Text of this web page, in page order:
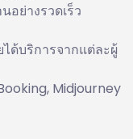
อย่างรวดเร็ว
ด้บริการจากแต่ละผู้
Midjourney